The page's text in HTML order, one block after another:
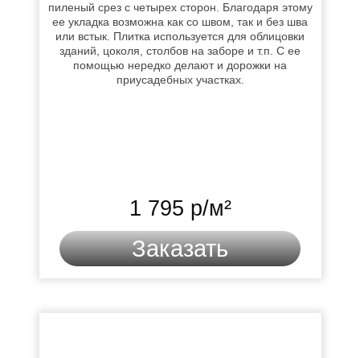
Заказать
1 795 р/м²
пиленый срез с четырех сторон. Благодаря этому
ее укладка возможна как со швом, так и без шва
или встык. Плитка используется для облицовки
зданий, цоколя, столбов на заборе и т.п. С ее
помощью нередко делают и дорожки на
приусадебных участках.